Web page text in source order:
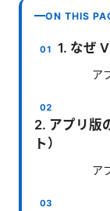
ON THIS
1. なぜ
ア
2. アプリ版
ト）
ア